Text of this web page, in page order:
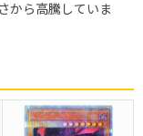
から高騰していま